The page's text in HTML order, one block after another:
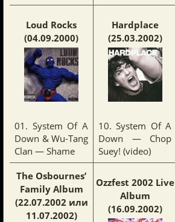
Loud Rocks
(04.09.2000)
Hardplace
(25.03.2002)
01. System Of A
Down & Wu-Tang
Clan — Shame
10. System Of A
Down — Chop
Suey! (video)
The Osbournes’
Family Album
(22.07.2002 или
11.07.2002)
Ozzfest 2002 Live
Album
(16.09.2002)